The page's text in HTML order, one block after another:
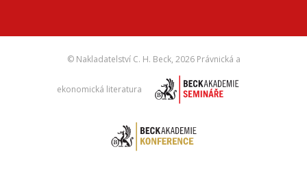
© Nakladatelství C. H. Beck, 2026 Právnická a
ekonomická literatura